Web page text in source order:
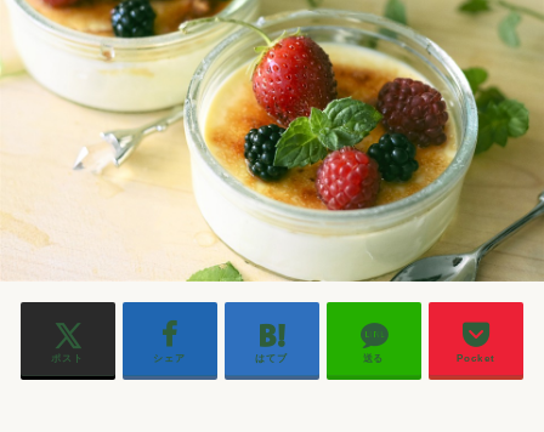
ポスト シェア はてブ 送る Pocket